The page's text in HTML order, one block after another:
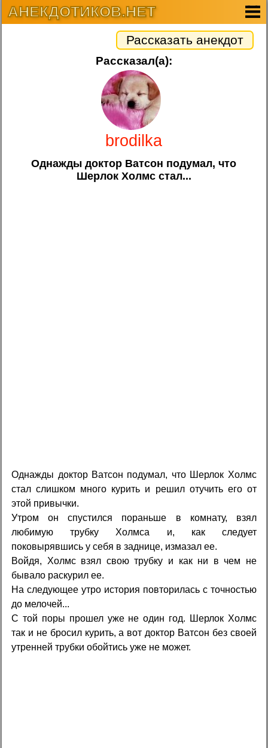
АНЕКДОТИКОВ.НЕТ
Рассказать анекдот
Рассказал(а):
brodilka
Однажды доктор Ватсон подумал, что
Шерлок Холмс стал...
Однажды доктор Ватсон подумал, что Шерлок Холмс
стал слишком много курить и решил отучить его от
этой привычки.
Утром он спустился пораньше в комнату, взял
любимую трубку Холмса и, как следует
поковырявшись у себя в заднице, измазал ее.
Войдя, Холмс взял свою трубку и как ни в чем не
бывало раскурил ее.
На следующее утро история повторилась с точностью
до мелочей...
С той поры прошел уже не один год. Шерлок Холмс
так и не бросил курить, а вот доктор Ватсон без своей
утренней трубки обойтись уже не может.